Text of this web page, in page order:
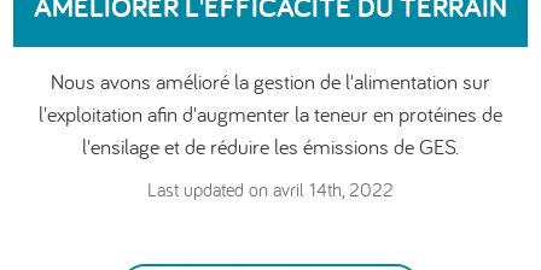
Nous avons amélioré la gestion de l'alimentation sur
l'exploitation afin d'augmenter la teneur en protéines de
l'ensilage et de réduire les émissions de GES.
Last updated on avril 14th, 2022